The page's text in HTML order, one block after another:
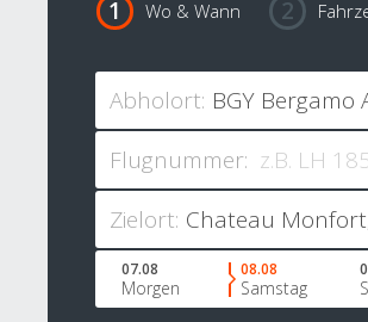
Wo & Wann
Abholort:
Flugnummer:
Zielort:
07.08
Morgen
08.08
Samstag